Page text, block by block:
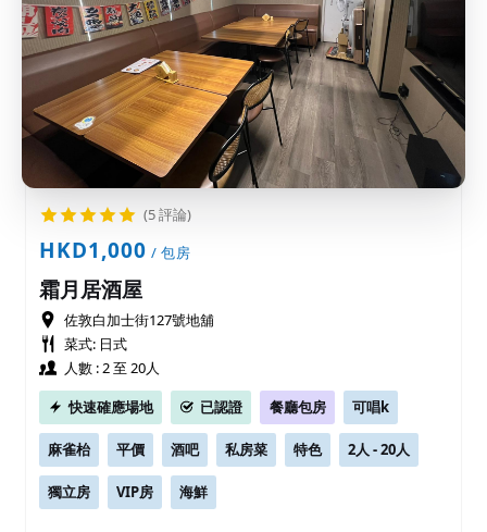
(5 評論)
HKD1,000 / 包房
霜月居酒屋
佐敦白加士街127號地舖
菜式: 日式
人數 : 2 至 20人
快速確應場地
已認證 餐廳包房 可唱k
麻雀枱 平價 酒吧 私房菜 特色 2人 - 20人
獨立房 VIP房 海鮮